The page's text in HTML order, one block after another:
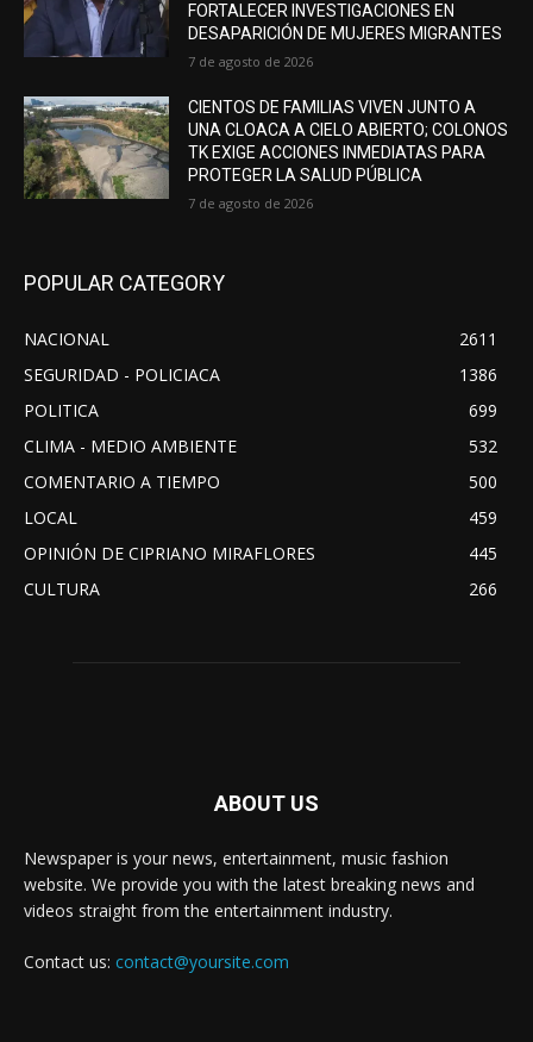
FORTALECER INVESTIGACIONES EN
DESAPARICIÓN DE MUJERES MIGRANTES
7 de agosto de 2026
CIENTOS DE FAMILIAS VIVEN JUNTO A
UNA CLOACA A CIELO ABIERTO; COLONOS
TK EXIGE ACCIONES INMEDIATAS PARA
PROTEGER LA SALUD PÚBLICA
7 de agosto de 2026
POPULAR CATEGORY
NACIONAL
2611
SEGURIDAD - POLICIACA
1386
POLITICA
699
CLIMA - MEDIO AMBIENTE
532
COMENTARIO A TIEMPO
500
LOCAL
459
OPINIÓN DE CIPRIANO MIRAFLORES
445
CULTURA
266
ABOUT US
Newspaper is your news, entertainment, music fashion
website. We provide you with the latest breaking news and
videos straight from the entertainment industry.
Contact us: contact@yoursite.com